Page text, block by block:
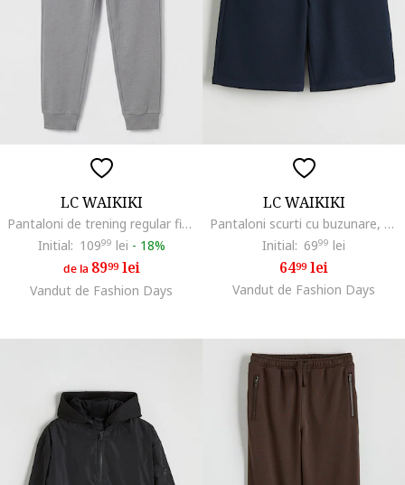
LC WAIKIKI
Pantaloni de trening regular fit cu buzunare cu fermoar, Gri
Initial: 10999 lei - 18%
de la 8999lei
Vandut de Fashion Days
LC WAIKIKI
Pantaloni scurti cu buzunare, Bleumarin
Initial: 6999 lei
6499lei
Vandut de Fashion Days